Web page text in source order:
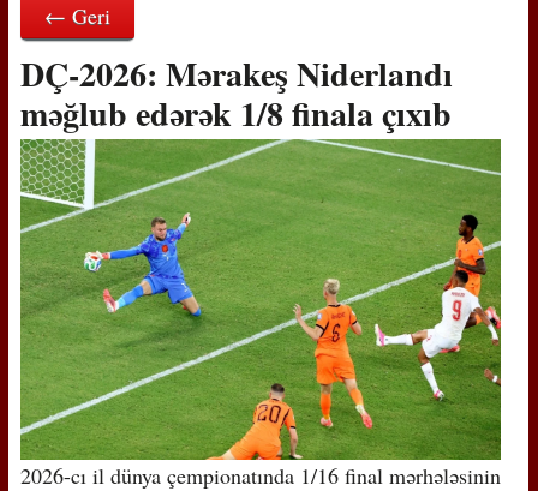
← Geri
DÇ-2026: Mərakeş Niderlandı
məğlub edərək 1/8 finala çıxıb
2026-cı il dünya çempionatında 1/16 final mərhələsinin